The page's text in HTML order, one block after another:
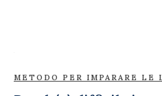
METODO PER IMPARARE LE